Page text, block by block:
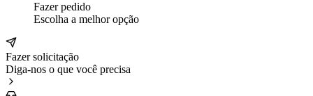
Fazer pedido
Escolha a melhor opção
Fazer solicitação
Diga-nos o que você precisa